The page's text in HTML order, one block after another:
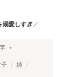
溺愛しすぎ／
姉